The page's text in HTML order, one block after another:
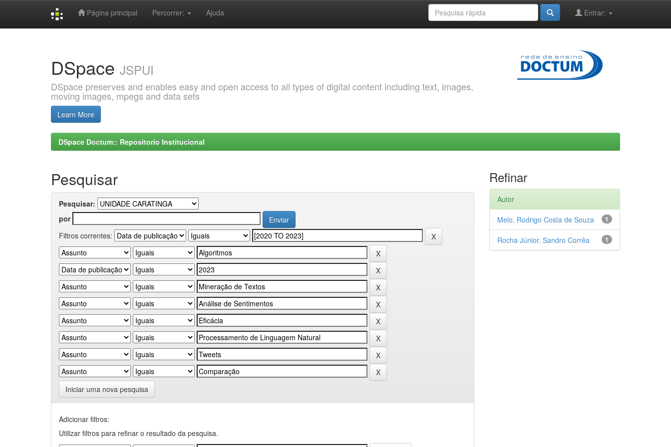
Página principal Percorrer: Ajuda Entrar:
DSpace JSPUI
DSpace preserves and enables easy and open access to all types of digital content including text, images,
moving images, mpegs and data sets
Learn More
DSpace Doctum:: Repositorio Institucional
Pesquisar
Pesquisar:
por
Filtros correntes:
Iniciar uma nova pesquisa
Adicionar filtros:
Utilizar filtros para refinar o resultado da pesquisa.
Refinar
Autor
1
Melo, Rodrigo Costa de Souza
1
Rocha Júnior, Sandro Corrêa